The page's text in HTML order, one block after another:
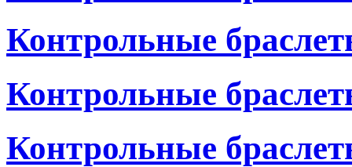
Контрольные
Контрольные
Контрольные